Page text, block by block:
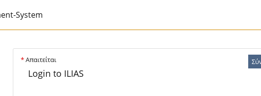
System
*Απαιτείται
Login to ILIAS